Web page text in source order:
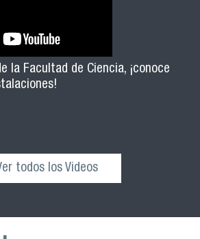
la Facultad de Ciencia, ¡conoce
todos los Videos